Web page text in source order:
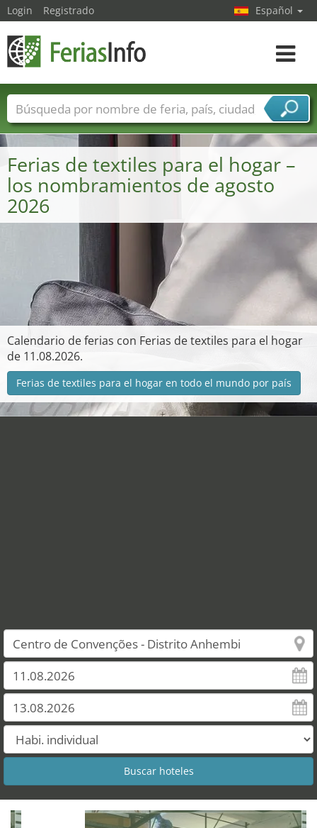
Ferias de textiles para el hogar –
los nombramientos de agosto
2026
Calendario de ferias con Ferias de textiles para el hogar
de 11.08.2026.
Ferias de textiles para el hogar en todo el mundo por país
Login Registrado Español
toggle
Nombres de ferias Países
Ciudades
Sectores de ferias
Sectores de proveedor de servicios